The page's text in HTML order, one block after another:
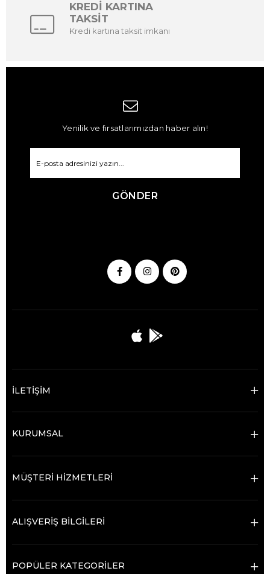
KREDİ KARTINA
TAKSİT
Kredi kartına taksit imkanı
Yenilik ve fırsatlarımızdan haber alın!
GÖNDER
İLETİŞİM
KURUMSAL
MÜŞTERİ HİZMETLERİ
ALIŞVERİŞ BİLGİLERİ
POPÜLER KATEGORİLER